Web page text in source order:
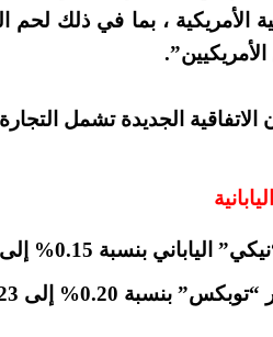
الأمريكية ، بما في ذلك لحم
الجديدة تشمل
بنسبة 0.15% إلى 22048 نقطة .
بنسبة 0.20% إلى 1623 نقطة.